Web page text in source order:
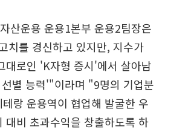
산운용 운용1본부 운용2팀장은
치를 경신하고 있지만, 지수가
대로인 'K자형 증시'에서 살아남
별 능력'"이라며 "9명의 기업분
랑 운용역이 협업해 발굴한 우
대비 초과수익을 창출하도록 하